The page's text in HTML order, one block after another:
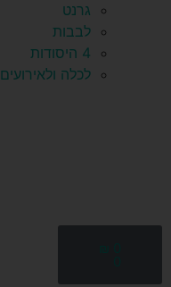
גרנט
לבבות
4 היסודות
לכלה ולאירועים